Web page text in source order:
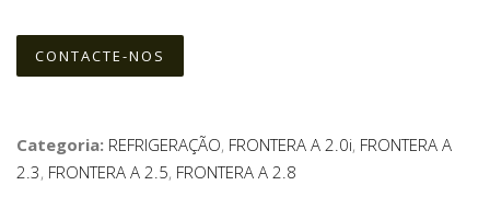
CONTACTE-NOS
Categoria: REFRIGERAÇÃO, FRONTERA A 2.0i, FRONTERA A
2.3, FRONTERA A 2.5, FRONTERA A 2.8